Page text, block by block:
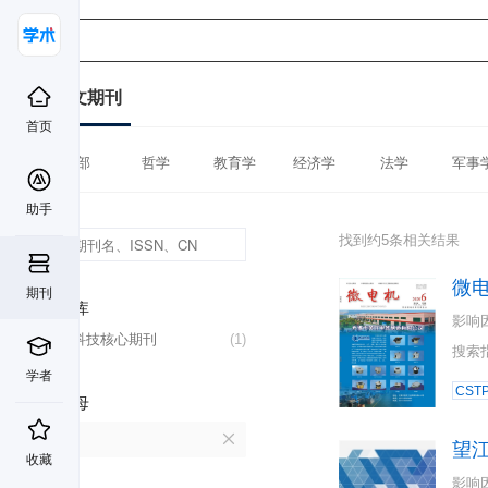
首页
助手
期刊
学者
收藏
中文期刊
全部 哲学 教育学 经济学 法学 军事
数据库
(1)
中国科技核心期刊
首字母
找到约5条相关结果
微
影响
搜索
望
影响